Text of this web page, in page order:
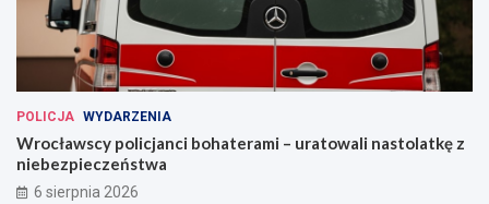
POLICJA WYDARZENIA
Wrocławscy policjanci bohaterami – uratowali nastolatkę z
niebezpieczeństwa
6 sierpnia 2026